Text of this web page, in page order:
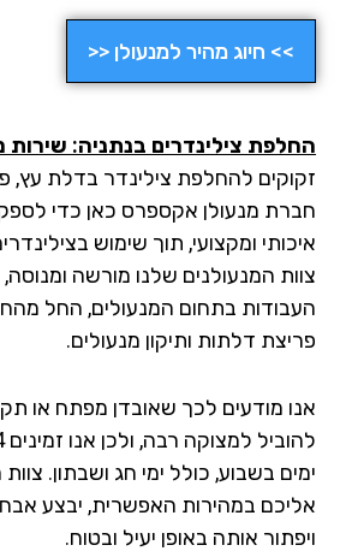
>> חיוג מהיר למנעולן <<
צילינדרים בנתניה: שירות
להחלפת צילינדר בדלת עץ,
מנעולן אקספרס כאן כדי לספק
ומקצועי, תוך שימוש בצילינדרים
המנעולנים שלנו מורשה ומנוסה,
בתחום המנעולים, החל מהחלפת
דלתות ותיקון מנעולים.
מודעים לכך שאובדן מפתח או תקלה
בשבוע, כולל ימי חג ושבתון. צוות
במהירות האפשרית, יבצע אבחון
אותה באופן יעיל ובטוח.